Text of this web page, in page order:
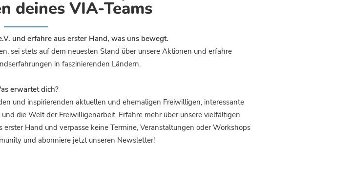
deines VIA-Teams
und erfahre aus erster Hand, was uns bewegt.
sei stets auf dem neuesten Stand über unsere Aktionen und erfahre
in faszinierenden Ländern.
erwartet dich?
und inspirierenden aktuellen und ehemaligen Freiwilligen, interessante
die Welt der Freiwilligenarbeit. Erfahre mehr über unsere vielfältigen
Hand und verpasse keine Termine, Veranstaltungen oder Workshops
und abonniere jetzt unseren Newsletter!